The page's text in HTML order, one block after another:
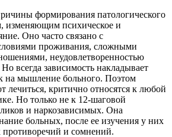
формирования патологического
изменяющим психическое и
Оно часто связано с
проживания, сложными
неудовлетворенностью
всегда зависимость накладывает
на мышление больного. Поэтом
лечиться, критично относятся к любой
Но только не к 12-шаговой
и наркозависимых. Она
больных, после ее изучения у них
противоречий и сомнений.